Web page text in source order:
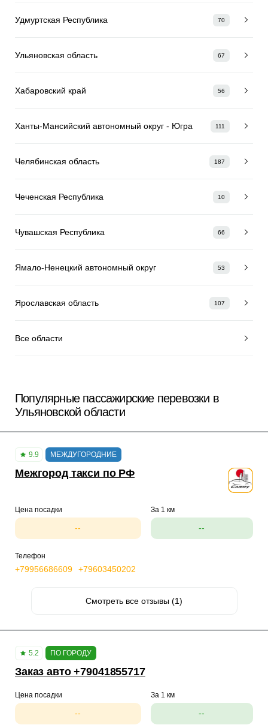
Удмуртская Республика 70
Ульяновская область 67
Хабаровский край 56
Ханты-Мансийский автономный округ - Югра 111
Челябинская область 187
Чеченская Республика 10
Чувашская Республика 66
Ямало-Ненецкий автономный округ 53
Ярославская область 107
Все области
Популярные пассажирские перевозки в
Ульяновской области
9.9 МЕЖДУГОРОДНИЕ
Межгород такси по РФ
Цена посадки
--
За 1 км
--
Телефон
+79956686609 +79603450202
Смотреть все отзывы (1)
5.2 ПО ГОРОДУ
Заказ авто +79041855717
Цена посадки
--
За 1 км
--